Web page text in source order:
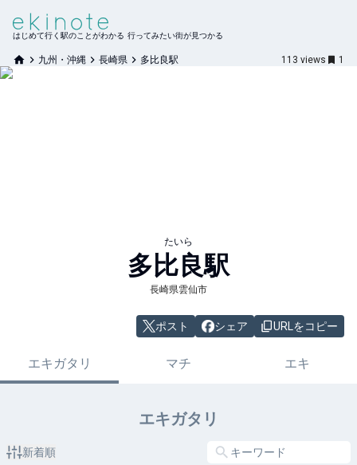
はじめて行く駅のことがわかる 行ってみたい街が見つかる
九州・沖縄 長崎県 多比良駅 113 views 1
たいら
多比良駅
長崎県雲仙市
ポスト シェア URLをコピー
エキガタリ マチ エキ
エキガタリ
新着順